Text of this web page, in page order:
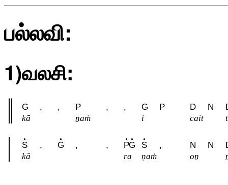
பல்லவி:
1)வலசி:
G , , P , , G P D N
kā ṉaṁ i cait
S , G , , PG S , N N
kā ra ṇaṁ oṉ